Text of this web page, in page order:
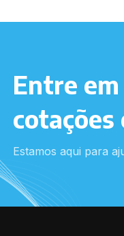
Entre
cotações
Estamos aqui para